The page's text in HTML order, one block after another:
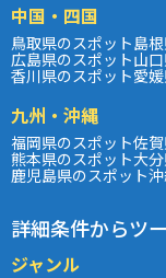
中国・四国
鳥取県のスポット島
広島県のスポット山
香川県のスポット愛
九州・沖縄
福岡県のスポット佐
熊本県のスポット大
鹿児島県のスポット
詳細条件からツ
ジャンル